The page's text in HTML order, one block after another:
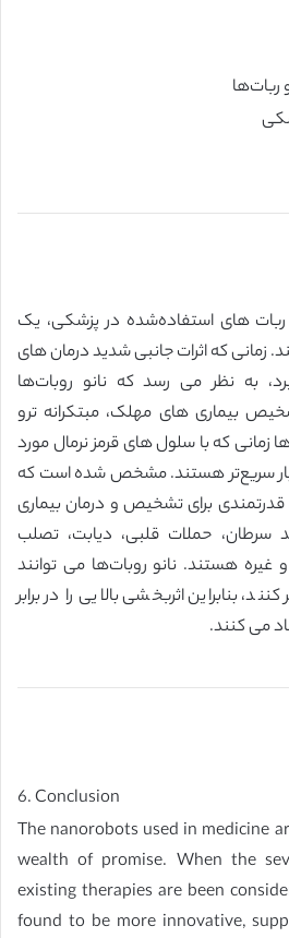
های استفاده‌شده در پزشکی، یک
زمانی که اثرات جانبی شدید درمان های
به نظر می رسد که نانو روبات‌ها
بیماری های مهلک، مبتکرانه ترو
زمانی که با سلول های قرمز نرمال مورد
قرار می‌گیرند، 236 بار سریع‌تر هستند. مشخص شده است که
قدرتمندی برای تشخیص و درمان بیماری
سرطان، حملات قلبی، دیابت، تصلب
هستند. نانو روبات‌ها می توانند
بنابراین اثربخشی بالایی را در برابر
می کنند.
6. Conclusion
The nanorobots used in medicine
wealth of promise. When the
existing therapies are been
found to be more innovative,